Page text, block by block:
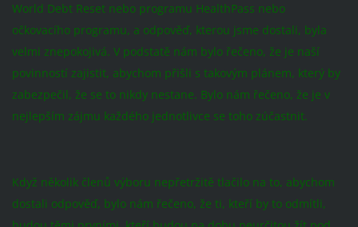
World Debt Reset nebo programu HealthPass nebo
očkovacího programu, a odpověď, kterou jsme dostali, byla
velmi znepokojivá. V podstatě nám bylo řečeno, že je naší
povinností zajistit, abychom přišli s takovým plánem, který by
zabezpečil, že se to nikdy nestane. Bylo nám řečeno, že je v
nejlepším zájmu každého jednotlivce se toho zúčastnit.
Když několik členů výboru nepřetržitě tlačilo na to, abychom
dostali odpověď, bylo nám řečeno, že ti, kteří by to odmítli,